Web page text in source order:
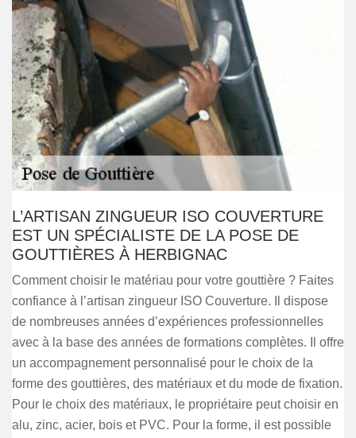
L’ARTISAN ZINGUEUR ISO COUVERTURE
EST UN SPÉCIALISTE DE LA POSE DE
GOUTTIÈRES À HERBIGNAC
Comment choisir le matériau pour votre gouttière ? Faites
confiance à l’artisan zingueur ISO Couverture. Il dispose
de nombreuses années d’expériences professionnelles
avec à la base des années de formations complètes. Il offre
un accompagnement personnalisé pour le choix de la
forme des gouttières, des matériaux et du mode de fixation.
Pour le choix des matériaux, le propriétaire peut choisir en
alu, zinc, acier, bois et PVC. Pour la forme, il est possible